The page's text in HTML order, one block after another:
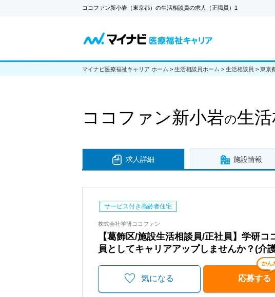
ココファン新小岩（東京都）の生活相談員の求人（正職員）1
マイナビ医療福祉キャリア ホーム > 生活相談員ホーム > 生活相談員 > 東京
ココファン新小岩の生
求人詳細 施設情報
サービス付き高齢者住宅
株式会社学研ココファン
【葛飾区/施設生活相談員/正社員】学研
員としてキャリアアップしませんか？(介
気になる 応募する